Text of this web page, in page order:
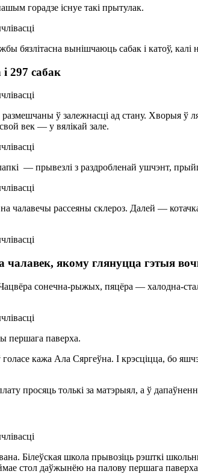
горадзе існуе такі прытулак.
бязлітасна вынішчаюць сабак і катоў, калі
297 сабак
ў залежнасці ад стану. Хворыя
век — у вялікай зале.
— прывезлі з раздробленай ушчэнт,
рассеяны склероз. Далей —
чалавек, якому глянуцца гэтыя
сонечна-рыжых, пяцёра — халодна-
першага паверха.
кажа Ала Сяргеўна. І крэсціцца, бо
просяць толькі за матэрыял, а ў
Білеўская школа прывозіць рэшткі
стол даўжынёю на палову першага